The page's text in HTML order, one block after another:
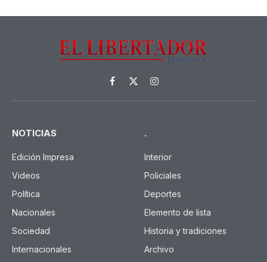
Facebook
X
(Twitter)
Instagram
NOTICIAS
Edición Impresa
Videos
Política
Nacionales
Sociedad
Internacionales
.
Interior
Policiales
Deportes
Elemento de lista
Historia y tradiciones
Archivo